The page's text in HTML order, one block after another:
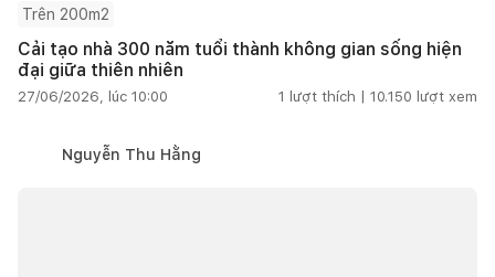
Trên 200m2
Cải tạo nhà 300 năm tuổi thành không gian sống hiện
đại giữa thiên nhiên
27/06/2026, lúc 10:00 1 lượt thích | 10.150 lượt xem
Nguyễn Thu Hằng